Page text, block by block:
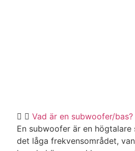
Vad är en subwoofer/bas?
En subwoofer är en
det låga frekvensområdet,